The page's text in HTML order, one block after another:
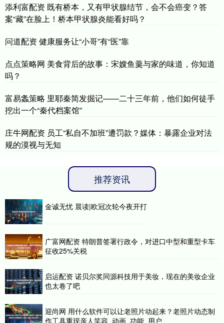
添利富配资 既有桥本，又有甲状腺结节，会不会癌变？答
案“藏”在脸上！桥本甲状腺炎能看好吗？
问道配资 健康服务让“小哥”有“医”靠
点点策略网 美食背后的故事：宋嫂鱼羹与家的味道，你知道
吗？
富易螽策略 里耶秦简发掘记——二十三年前，他们如何徒手
挖出一个“秦代档案馆”
庄牛网配资 员工“私自不加班”遭罚款？媒体：暴露企业对法
规的漠视与无知
推荐资讯
金诚无忧 晨读|欧冠次轮今夜开打
广富网配资 特朗普签署行政令，对进口中型和重型卡车
征收25%关税
启运配资 诺贝尔奖同源科技用于美妆，现在的美妆企业
也太卷了吧
迎尚网 用什么软件可以让老照片动起来？老照片动态制
作工具重现亲人笑容_动画_功能_用户